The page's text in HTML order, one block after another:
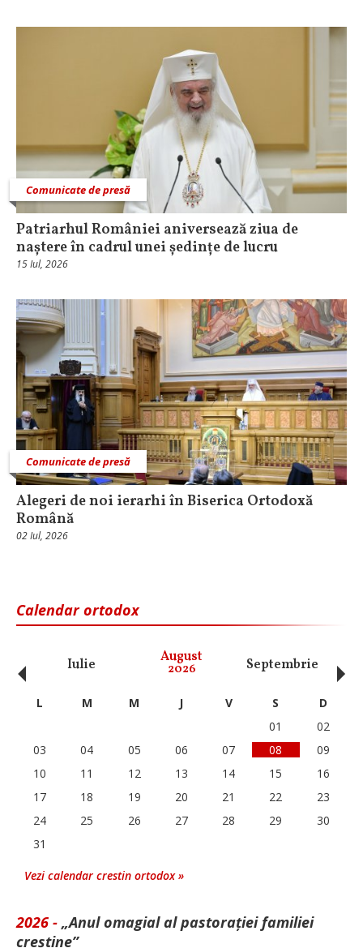
Comunicate de presă
Patriarhul României aniversează ziua de
naștere în cadrul unei ședințe de lucru
15 Iul, 2026
Comunicate de presă
Alegeri de noi ierarhi în Biserica Ortodoxă
Română
02 Iul, 2026
Calendar ortodox
Iulie August
2026 Septembrie
‹ L M M J V S
D
01
02
03
04 05 06 07 08
09
10
11 12 13 14 15
16
17
18 19 20 21 22
23
24
25 26 27 28 29
30
31
Vezi calendar crestin ortodox »
2026 - „Anul omagial al pastorației familiei
creștine”